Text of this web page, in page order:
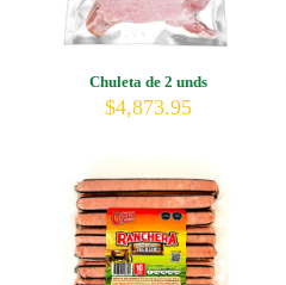
Chuleta de 2 unds
$4,873.95